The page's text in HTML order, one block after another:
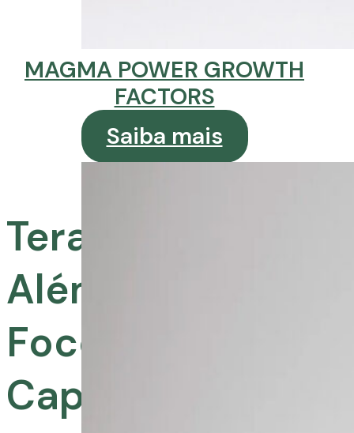
MAGMA POWER GROWTH
FACTORS
Saiba mais
Terapia Capilar
Além da Estética:
Foco na Saúde
Capilar